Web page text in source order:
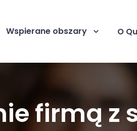
Wspierane obszary O
firmą z